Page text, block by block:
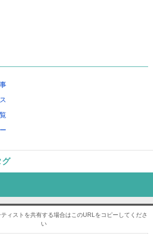
グ
ィストを共有する場合はこのURLをコピーしてくださ
い